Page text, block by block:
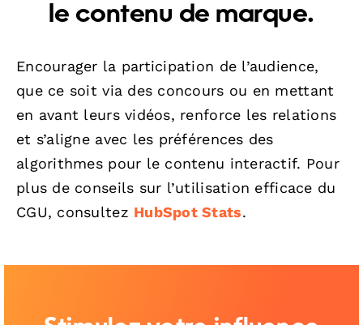
le contenu de marque.
Encourager la participation de l’audience,
que ce soit via des concours ou en mettant
en avant leurs vidéos, renforce les relations
et s’aligne avec les préférences des
algorithmes pour le contenu interactif. Pour
plus de conseils sur l’utilisation efficace du
CGU, consultez HubSpot Stats.